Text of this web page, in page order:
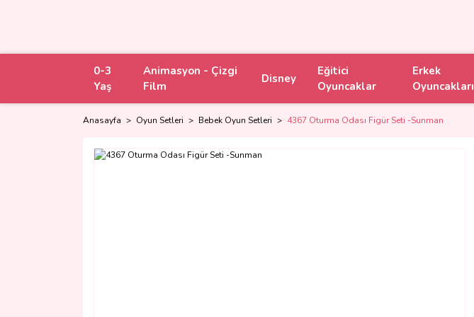
0-3
Yaş
Animasyon - Çizgi
Film
Disney
Eğitici
Oyuncaklar
Erkek
Oyuncakları
Anasayfa Oyun Setleri Bebek Oyun Setleri 4367 Oturma Odası Figür Seti -Sunman